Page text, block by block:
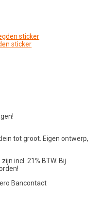
sticker
tot groot. Eigen ontwerp,
incl. 21% BTW. Bij
Bancontact